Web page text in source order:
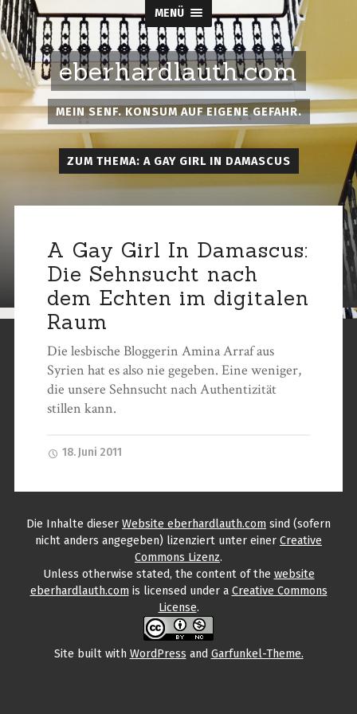
MENÜ
eberhardlauth.com
MEIN SENF. KONSUM AUF EIGENE GEFAHR.
ZUM THEMA: A GAY GIRL IN DAMASCUS
A Gay Girl In Damascus:
Die Sehnsucht nach
dem Echten im digitalen
Raum
Die lesbische Bloggerin Amina Arraf aus
Syrien hat es also nie gegeben. Eine weniger,
die unsere Sehnsucht nach Authentizität
stillen kann.
18. Juni 2011
Die Inhalte dieser Website eberhardlauth.com sind (sofern
nicht anders angegeben) lizenziert unter einer Creative
Commons Lizenz.
Unless otherwise stated, the contentof the website
eberhardlauth.com is licensed under a Creative Commons
License.
Site built with WordPress and Garfunkel-Theme.